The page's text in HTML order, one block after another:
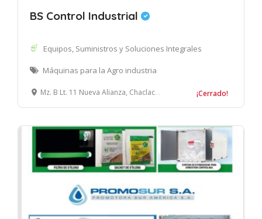
BS Control Industrial
Equipos, Suministros y Soluciones Integrales
Máquinas para la Agro industria
Mz. B Lt. 11 Nueva Alianza, Chaclacayo, Lima ¡Cerrado!